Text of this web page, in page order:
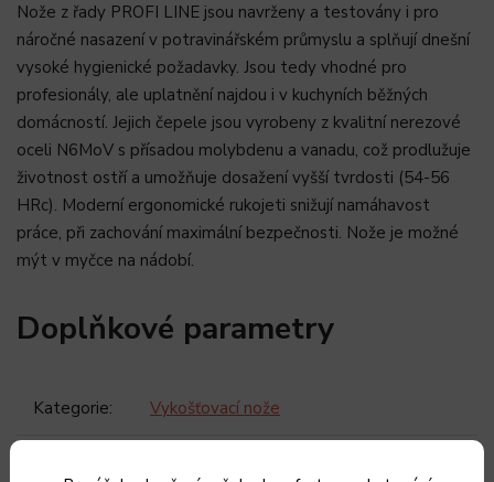
Nože z řady PROFI LINE jsou navrženy a testovány i pro
náročné nasazení v potravinářském průmyslu a splňují dnešní
vysoké hygienické požadavky. Jsou tedy vhodné pro
profesionály, ale uplatnění najdou i v kuchyních běžných
domácností. Jejich čepele jsou vyrobeny z kvalitní nerezové
oceli N6MoV s přísadou molybdenu a vanadu, což prodlužuje
životnost ostří a umožňuje dosažení vyšší tvrdosti (54-56
HRc). Moderní ergonomické rukojeti snižují namáhavost
práce, při zachování maximální bezpečnosti. Nože je možné
mýt v myčce na nádobí.
Doplňkové parametry
Kategorie: Vykošťovací nože